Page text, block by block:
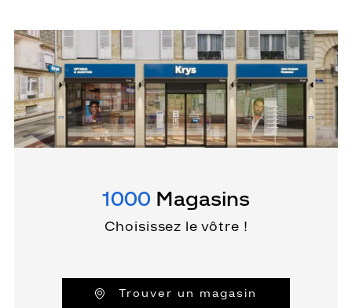
1000 Magasins
Choisissez le vôtre !
Trouver un magasin